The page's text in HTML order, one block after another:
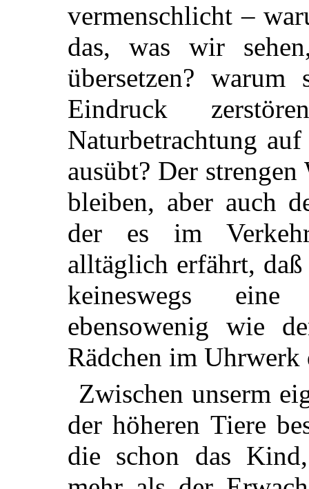
vermenschlicht –
das, was wir
übersetzen?
Eindruck
Naturbetrachtung
ausübt? Der
bleiben, aber auch
der es im
alltäglich erfährt, daß
keineswegs
ebensowenig wie
Rädchen im Uhrwerk
Zwischen unserm
der höheren Tiere
die schon das